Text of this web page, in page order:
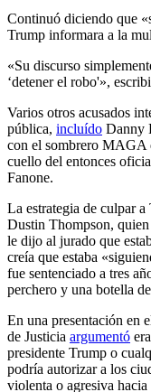
Continuó diciendo que
Trump informara a la
«Su discurso
‘detener el robo'»,
Varios otros acusados
pública, incluído Danny
con el sombrero MAGA
cuello del entonces
Fanone.
La estrategia de culpar
Dustin Thompson,
le dijo al jurado que
creía que estaba
fue sentenciado a tres
perchero y una botella
En una presentación en
de Justicia argumentó
presidente Trump o
podría autorizar a los
violenta o agresiva